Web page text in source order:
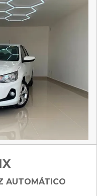
AUTOMÁTICO